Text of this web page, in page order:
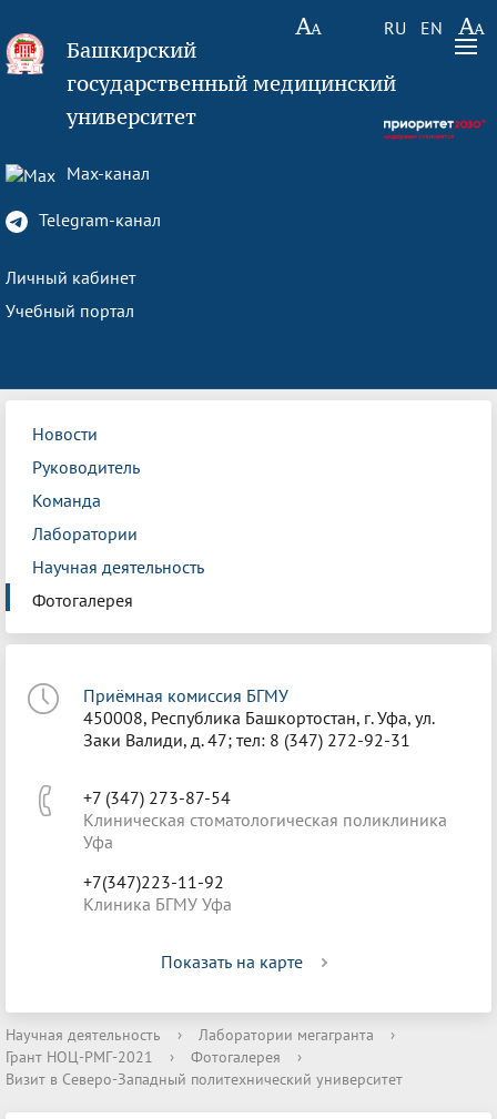
RU EN
Башкирский
государственный медицинский
университет
Max-канал
Telegram-канал
Личный кабинет
Учебный портал
Новости
Руководитель
Команда
Лаборатории
Научная деятельность
Фотогалерея
Приёмная комиссия БГМУ
450008, Республика Башкортостан, г. Уфа, ул.
Заки Валиди, д. 47; тел: 8 (347) 272-92-31
+7 (347) 273-87-54
Клиническая стоматологическая поликлиника
Уфа
+7(347)223-11-92
Клиника БГМУ Уфа
Показать на карте
Научная деятельность › Лаборатории мегагранта
›
Грант НОЦ-РМГ-2021
› Фотогалерея
›
Визит в Северо-Западный политехнический университет